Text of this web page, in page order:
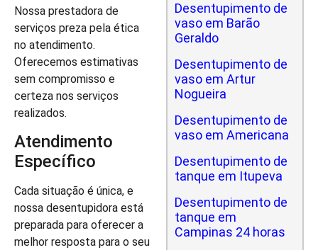
Nossa prestadora de
serviços preza pela ética
no atendimento.
Oferecemos estimativas
sem compromisso e
certeza nos serviços
realizados.
Atendimento
Específico
Cada situação é única, e
nossa desentupidora está
preparada para oferecer a
melhor resposta para o seu
Desentupimento de
vaso em Barão
Geraldo
Desentupimento de
vaso em Artur
Nogueira
Desentupimento de
vaso em Americana
Desentupimento de
tanque em Itupeva
Desentupimento de
tanque em
Campinas 24 horas